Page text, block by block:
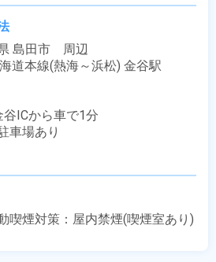
島田市　周辺
道本線(熱海～浜松) 金谷駅
ICから車で1分
車場あり
喫煙対策：屋内禁煙(喫煙室あり)